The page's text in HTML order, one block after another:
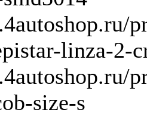
linza-2-
size-s